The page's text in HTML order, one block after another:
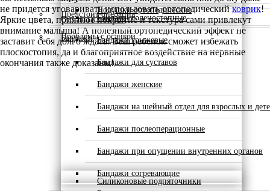
Подушки ортопедические
Бандажи
Бандажи голеностопные
Бандажи грыжевые
Бандажи для суставов
Бандажи женские
Бандажи на шейный отдел для взрослых и
Бандажи послеоперационные
Бандажи при опущении внутренних органов
Бандажи согревающие
Силиконовые подпяточники
Предстоит операция
Проблемы с осанкой
Отзывы клиентов
не придется уговаривать использовать ортопедическийковрик!
Яркие цвета, приятное покрытие и текстура сами привлекут
внимание малыша! А полезный ортопедический эффект не
заставит себя долго ждать. Ваш ребенок сможет избежать
плоскостопия, да и благоприятное воздействие на нервные
окончания также доказаны!